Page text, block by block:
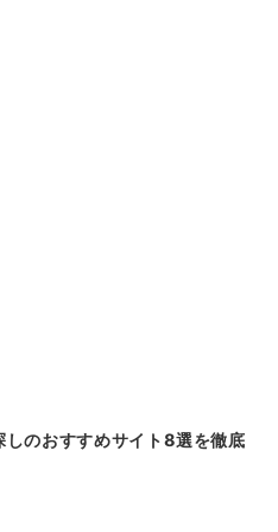
しのおすすめサイト8選を徹底